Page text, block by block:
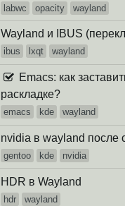
labwc opacity wayland
Wayland и IBUS
ibus lxqt wayland
Emacs: как
раскладке?
emacs kde wayland
nvidia в wayland после
gentoo kde nvidia
HDR в Wayland
hdr wayland